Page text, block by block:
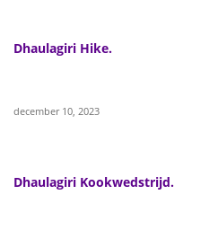
Dhaulagiri Hike.
december 10, 2023
Dhaulagiri Kookwedstrijd.